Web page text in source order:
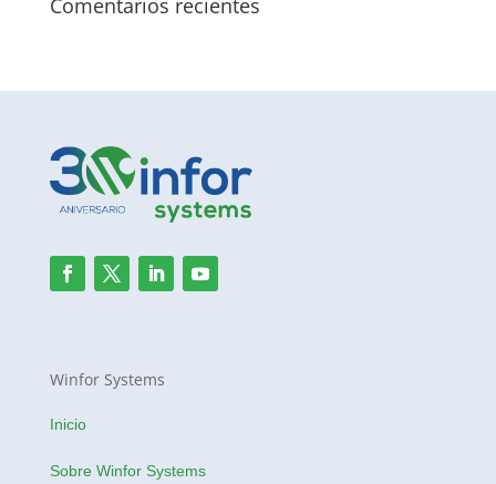
Comentarios recientes
Winfor Systems
Inicio
Sobre Winfor Systems